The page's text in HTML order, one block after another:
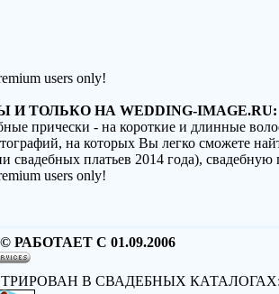
users only!
ТОЛЬКО НА WEDDING-IMAGE.RU:
прически - на короткие и длинные
на которых Вы легко сможете
свадебных платьев 2014 года),
users only!
С 01.09.2006
В СВАДЕБНЫХ КАТАЛОГАХ: